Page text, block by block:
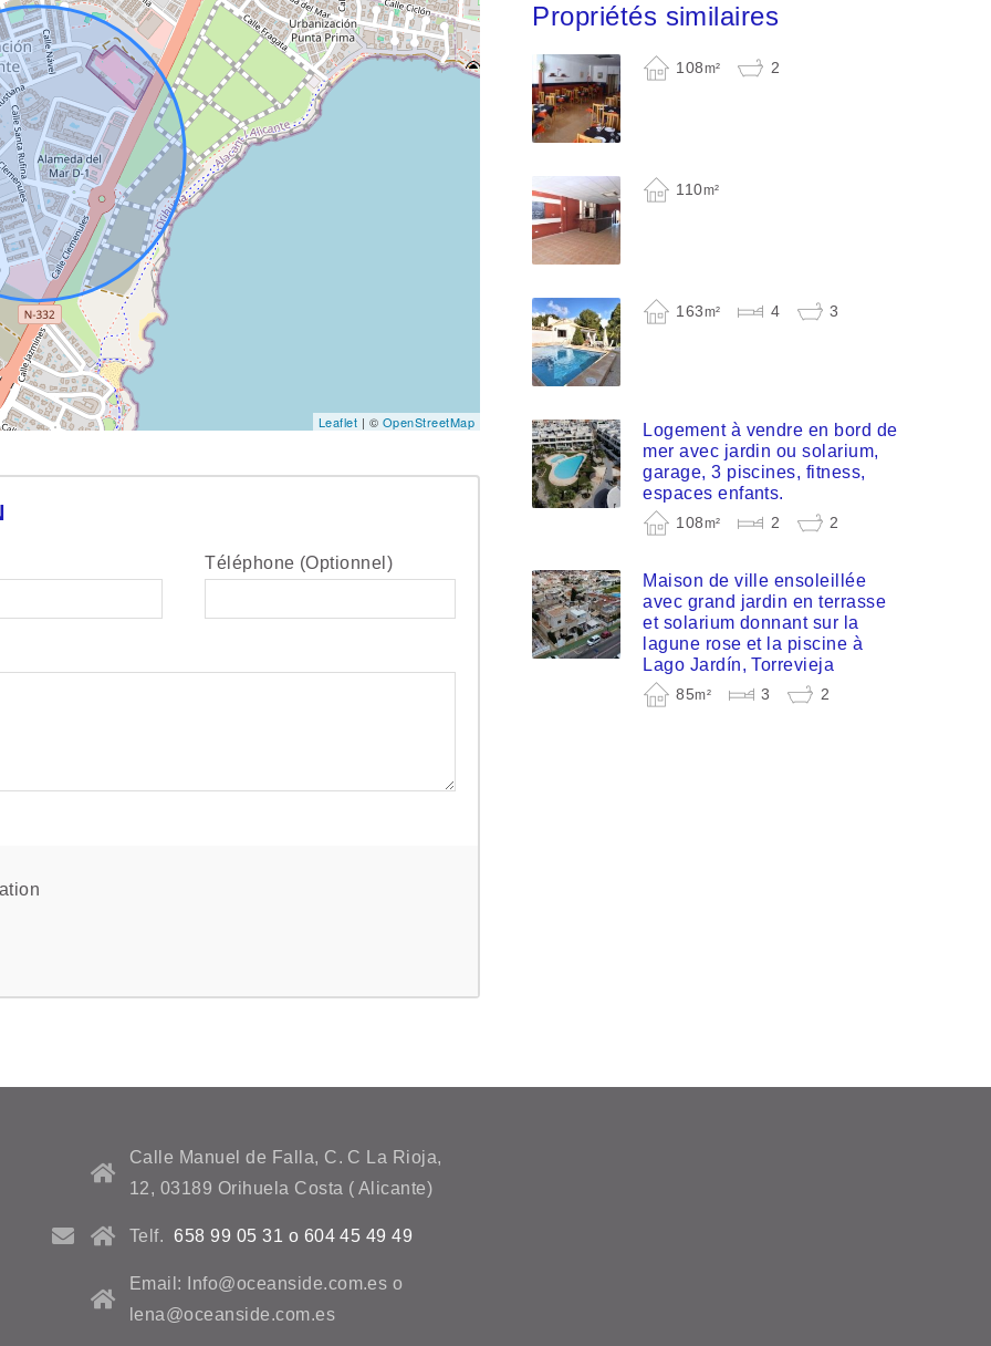
Leaflet | © OpenStreetMap
Téléphone (Optionnel)
Propriétés similaires
108m² 2
110m²
163m² 4 3
Logement à vendre en bord de
mer avec jardin ou solarium,
garage, 3 piscines, fitness,
espaces enfants.
108m² 2 2
Maison de ville ensoleillée
avec grand jardin en terrasse
et solarium donnant sur la
lagune rose et la piscine à
Lago Jardín, Torrevieja
85m² 3 2
Calle Manuel de Falla, C. C La Rioja,
12, 03189 Orihuela Costa ( Alicante)
Telf. 658 99 05 31 o 604 45 49 49
Email: Info@oceanside.com.es o
lena@oceanside.com.es